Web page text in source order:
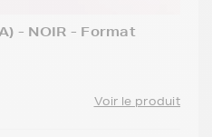
- NOIR - Format
Voir le produit